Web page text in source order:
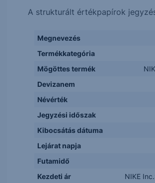
A strukturált értékpapírok
Megnevezés
Termékkategória
Mögöttes termék
Devizanem
Névérték
Jegyzési időszak
Kibocsátás dátuma
Lejárat napja
Futamidő
Kezdeti ár
NIKE